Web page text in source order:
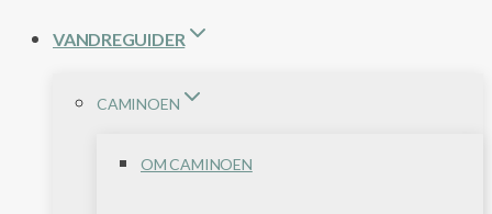
VANDREGUIDER
CAMINOEN
OM CAMINOEN